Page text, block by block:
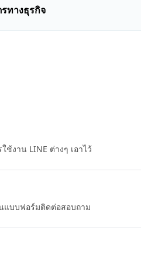
ทางธุรกิจ
งาน LINE ต่างๆ เอาไว้
แบบฟอร์มติดต่อสอบถาม